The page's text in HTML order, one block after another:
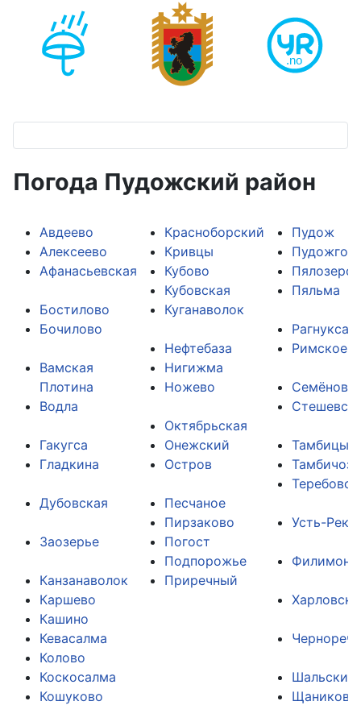
Погода Пудожский район
Авдеево
Алексеево
Афанасьевская
Бостилово
Бочилово
Вамская
Плотина
Водла
Гакугса
Гладкина
Дубовская
Заозерье
Канзанаволок
Каршево
Кашино
Кевасалма
Колово
Коскосалма
Кошуково
Красноборский
Кривцы
Кубово
Кубовская
Куганаволок
Нефтебаза
Нигижма
Ножево
Октябрьская
Онежский
Остров
Песчаное
Пирзаково
Погост
Подпорожье
Приречный
Пудож
Пялозеро
Пяльма
Рагнукса
Римское
Семёново
Тамбицы
Усть-Река
Шальский